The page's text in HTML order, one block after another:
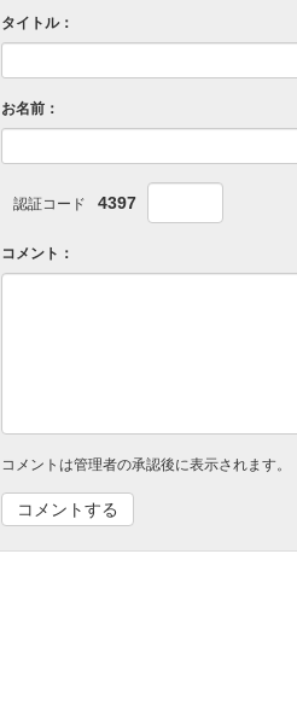
タイトル：
お名前：
認証コード 4397
コメント：
コメントは管理者の承認後に表示されます。